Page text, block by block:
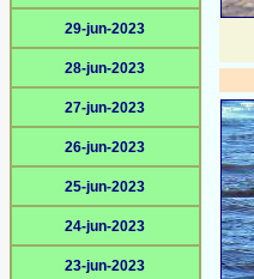
29-jun-2023
28-jun-2023
27-jun-2023
26-jun-2023
25-jun-2023
24-jun-2023
23-jun-2023